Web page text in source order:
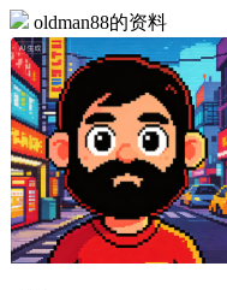
oldman88的资料